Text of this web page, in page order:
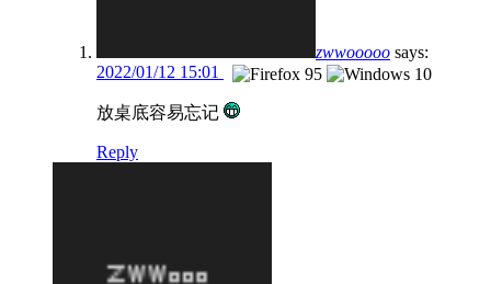
zwwooooo says:
2022/01/12 15:01
放桌底容易忘记
Reply